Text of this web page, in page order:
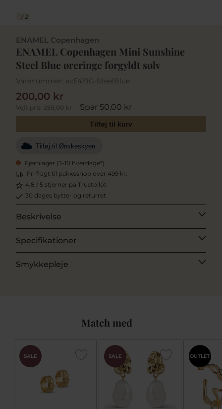
1 / 2
ENAMEL Copenhagen
ENAMEL Copenhagen Mini Sunshine
Steel Blue øreringe forgyldt sølv
Varenummer: ecE419G-SteelBlue
Vejl. pris250,00 kr Spar 50,00 kr
200,00 kr
Tilføj til kurv
Tilføj til Ønskeskyen
Fjernlager (3-10 hverdage*)
Fri fragt til pakkeshop over 499 kr.
4,8 / 5 stjerner på Trustpilot
30 dages bytte- og returret
Beskrivelse
Specifikationer
Smykkepleje
Match med
SALE SALE OUTLET